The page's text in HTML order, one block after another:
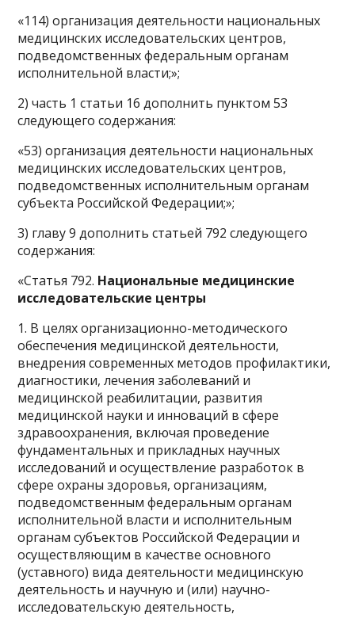
«114) организация деятельности национальных
медицинских исследовательских центров,
подведомственных федеральным органам
исполнительной власти;»;
2) часть 1 статьи 16 дополнить пунктом 53
следующего содержания:
«53) организация деятельности национальных
медицинских исследовательских центров,
подведомственных исполнительным органам
субъекта Российской Федерации;»;
3) главу 9 дополнить статьей 792 следующего
содержания:
«Статья 792. Национальные медицинские
исследовательские центры
1. В целях организационно-методического
обеспечения медицинской деятельности,
внедрения современных методов профилактики,
диагностики, лечения заболеваний и
медицинской реабилитации, развития
медицинской науки и инноваций в сфере
здравоохранения, включая проведение
фундаментальных и прикладных научных
исследований и осуществление разработок в
сфере охраны здоровья, организациям,
подведомственным федеральным органам
исполнительной власти и исполнительным
органам субъектов Российской Федерации и
осуществляющим в качестве основного
(уставного) вида деятельности медицинскую
деятельность и научную и (или) научно-
исследовательскую деятельность,